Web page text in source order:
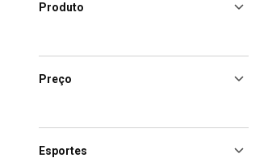
Produto
Preço
Esportes